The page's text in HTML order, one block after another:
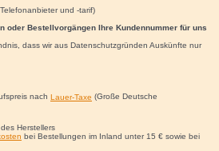
und -tarif)
oder Bestellvorgängen Ihre Kundennummer für uns
dass wir aus Datenschutzgründen Auskünfte nur
nach Lauer-Taxe (Große Deutsche
Herstellers
bei Bestellungen im Inland unter 15 €sowie bei